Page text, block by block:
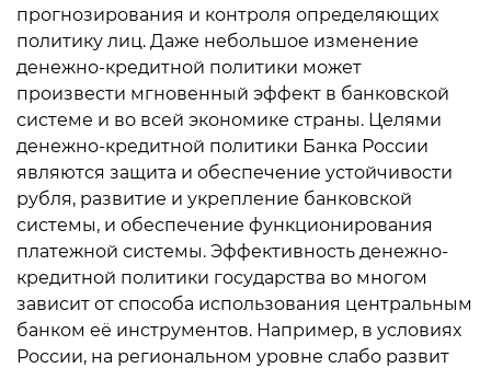
прогнозирования и контроля определяющих
политику лиц. Даже небольшое изменение
денежно-кредитной политики может
произвести мгновенный эффект в банковской
системе и во всей экономике страны. Целями
денежно-кредитной политики Банка России
являются защита и обеспечение устойчивости
рубля, развитие и укрепление банковской
системы, и обеспечение функционирования
платежной системы. Эффективность денежно-
кредитной политики государства во многом
зависит от способа использования центральным
банком её инструментов. Например, в условиях
России, на региональном уровне слабо развит